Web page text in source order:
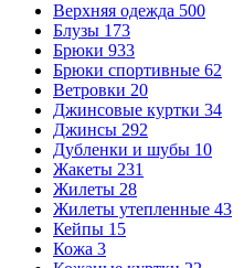
Верхняя одежда 500
Блузы 173
Брюки 933
Брюки спортивные 62
Ветровки 20
Джинсовые куртки 34
Джинсы 292
Дубленки и шубы 10
Жакеты 231
Жилеты 28
Жилеты утепленные 43
Кейпы 15
Кожа 3